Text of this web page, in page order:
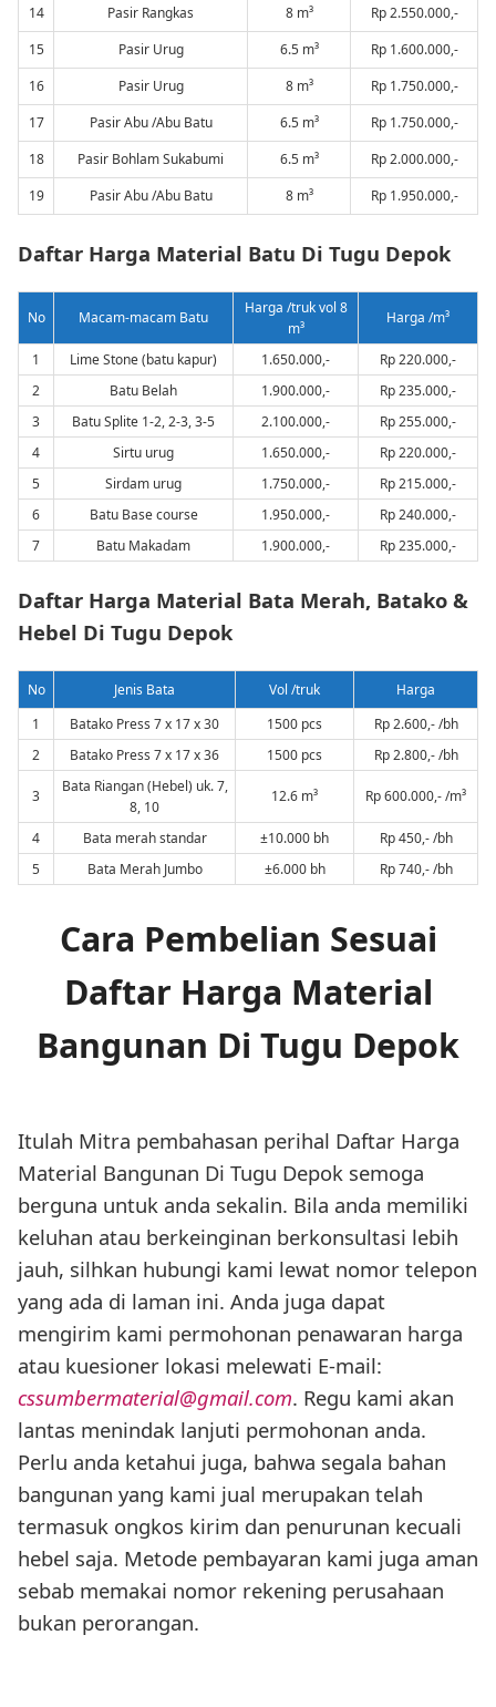
14 Pasir Rangkas 8 m³
Rp 2.550.000,-
15
Pasir Urug 6.5 m³
Rp 1.600.000,-
16
Pasir Urug 8 m³
Rp 1.750.000,-
17
Pasir Abu /Abu Batu 6.5 m³
Rp 1.750.000,-
18
Pasir Bohlam Sukabumi 6.5 m³
Rp 2.000.000,-
19
Pasir Abu /Abu Batu 8 m³ Rp 1.950.000,-
Daftar Harga Material Batu Di Tugu Depok
No Macam-macam Batu
Harga /truk vol 8
m³
Harga /m³
1 Lime Stone (batu kapur) 1.650.000,-
Rp 220.000,-
2
Batu Belah 1.900.000,-
Rp 235.000,-
3
Batu Splite 1-2, 2-3, 3-5 2.100.000,-
Rp 255.000,-
4
Sirtu urug 1.650.000,-
Rp 220.000,-
5
Sirdam urug 1.750.000,-
Rp 215.000,-
6
Batu Base course 1.950.000,-
Rp 240.000,-
7
Batu Makadam 1.900.000,- Rp 235.000,-
Daftar Harga Material Bata Merah, Batako &
Hebel Di Tugu Depok
No Jenis Bata Vol /truk
Harga
1
Batako Press 7 x 17 x 30 1500 pcs
Rp 2.600,- /bh
2
Batako Press 7 x 17 x 36 1500 pcs Rp 2.800,- /bh
3
Bata Riangan (Hebel) uk. 7,
8, 10
12.6 m³ Rp 600.000,- /m³
4 Bata merah standar ±10.000 bh
Rp 450,- /bh
5
Bata Merah Jumbo ±6.000 bh Rp 740,- /bh
Cara Pembelian Sesuai
Daftar Harga Material
Bangunan Di Tugu Depok
Itulah Mitra pembahasan perihal Daftar Harga
Material Bangunan Di Tugu Depok semoga
berguna untuk anda sekalin. Bila anda memiliki
keluhan atau berkeinginan berkonsultasi lebih
jauh, silhkan hubungi kami lewat nomor telepon
yang ada di laman ini. Anda juga dapat
mengirim kami permohonan penawaran harga
atau kuesioner lokasi melewati E-mail:
cssumbermaterial@gmail.com. Regu kami akan
lantas menindak lanjuti permohonan anda.
Perlu anda ketahui juga, bahwa segala bahan
bangunan yang kami jual merupakan telah
termasuk ongkos kirim dan penurunan kecuali
hebel saja. Metode pembayaran kami juga aman
sebab memakai nomor rekening perusahaan
bukan perorangan.